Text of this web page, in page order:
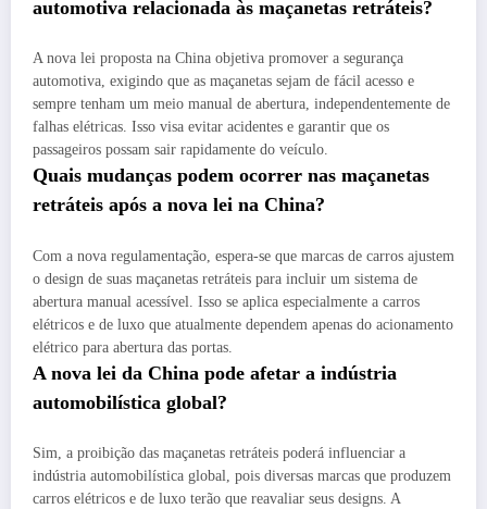
automotiva relacionada às maçanetas retráteis?
A nova lei proposta na China objetiva promover a segurança
automotiva, exigindo que as maçanetas sejam de fácil acesso e
sempre tenham um meio manual de abertura, independentemente de
falhas elétricas. Isso visa evitar acidentes e garantir que os
passageiros possam sair rapidamente do veículo.
Quais mudanças podem ocorrer nas maçanetas
retráteis após a nova lei na China?
Com a nova regulamentação, espera-se que marcas de carros ajustem
o design de suas maçanetas retráteis para incluir um sistema de
abertura manual acessível. Isso se aplica especialmente a carros
elétricos e de luxo que atualmente dependem apenas do acionamento
elétrico para abertura das portas.
A nova lei da China pode afetar a indústria
automobilística global?
Sim, a proibição das maçanetas retráteis poderá influenciar a
indústria automobilística global, pois diversas marcas que produzem
carros elétricos e de luxo terão que reavaliar seus designs. A